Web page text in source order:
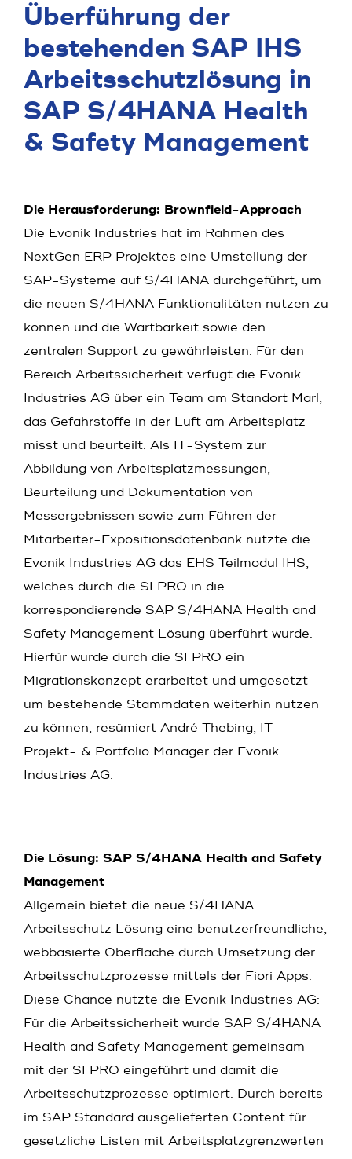
Überführung der
bestehenden SAP IHS
Arbeitsschutzlösung in
SAP S/4HANA Health
& Safety Management
Die Herausforderung: Brownfield-Approach
Die Evonik Industries hat im Rahmen des
NextGen ERP Projektes eine Umstellung der
SAP-Systeme auf S/4HANA durchgeführt, um
die neuen S/4HANA Funktionalitäten nutzen zu
können und die Wartbarkeit sowie den
zentralen Support zu gewährleisten. Für den
Bereich Arbeitssicherheit verfügt die Evonik
Industries AG über ein Team am Standort Marl,
das Gefahrstoffe in der Luft am Arbeitsplatz
misst und beurteilt. Als IT-System zur
Abbildung von Arbeitsplatzmessungen,
Beurteilung und Dokumentation von
Messergebnissen sowie zum Führen der
Mitarbeiter-Expositionsdatenbank nutzte die
Evonik Industries AG das EHS Teilmodul IHS,
welches durch die SI PRO in die
korrespondierende SAP S/4HANA Health and
Safety Management Lösung überführt wurde.
Hierfür wurde durch die SI PRO ein
Migrationskonzept erarbeitet und umgesetzt
um bestehende Stammdaten weiterhin nutzen
zu können, resümiert André Thebing, IT-
Projekt- & Portfolio Manager der Evonik
Industries AG.
Die Lösung: SAP S/4HANA Health and Safety
Management
Allgemein bietet die neue S/4HANA
Arbeitsschutz Lösung eine benutzerfreundliche,
webbasierte Oberfläche durch Umsetzung der
Arbeitsschutzprozesse mittels der Fiori Apps.
Diese Chance nutzte die Evonik Industries AG:
Für die Arbeitssicherheit wurde SAP S/4HANA
Health and Safety Management gemeinsam
mit der SI PRO eingeführt und damit die
Arbeitsschutzprozesse optimiert. Durch bereits
im SAP Standard ausgelieferten Content für
gesetzliche Listen mit Arbeitsplatzgrenzwerten